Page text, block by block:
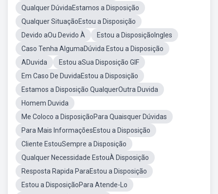
Qualquer DúvidaEstamos a Disposição
Qualquer SituaçãoEstou a Disposição
Devido aOu Devido À
Estou a DisposiçãoIngles
Caso Tenha AlgumaDúvida Estou a Disposição
ADuvida
Estou aSua Disposição GIF
Em Caso De DuvidaEstou a Disposição
Estamos a Disposição QualquerOutra Duvida
Homem Duvida
Me Coloco a DisposiçãoPara Quaisquer Dúvidas
Para Mais InformaçõesEstou a Disposição
Cliente EstouSempre a Disposição
Qualquer Necessidade EstouÀ Disposição
Resposta Rapida ParaEstou a Disposição
Estou a DisposiçãoPara Atende-Lo